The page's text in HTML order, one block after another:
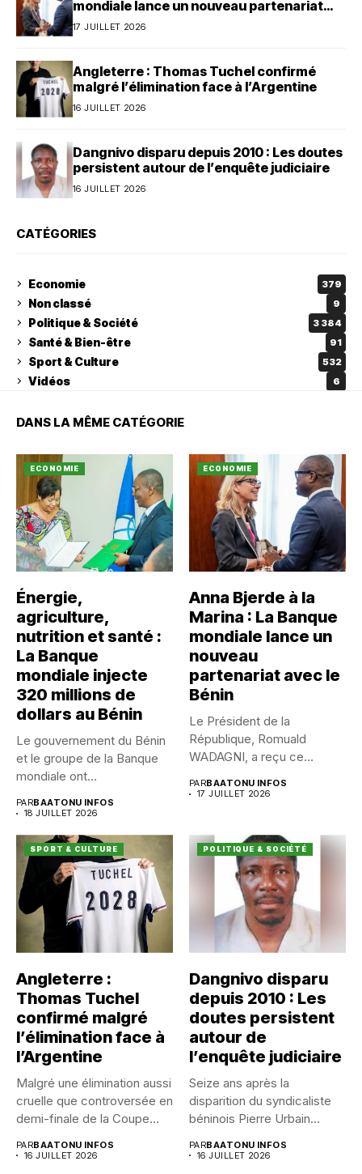
mondiale lance un nouveau partenariat
avec le Bénin
17 JUILLET 2026
Angleterre : Thomas Tuchel confirmé
malgré l’élimination face à l’Argentine
16 JUILLET 2026
Dangnivo disparu depuis 2010 : Les doutes
persistent autour de l’enquête judiciaire
16 JUILLET 2026
CATÉGORIES
Economie 379
Non classé 9
Politique & Société 3 384
Santé & Bien-être 91
Sport & Culture 532
Vidéos 6
DANS LA MÊME CATÉGORIE
ECONOMIE
Énergie,
agriculture,
nutrition et santé :
La Banque
mondiale injecte
320 millions de
dollars au Bénin
Le gouvernement du Bénin
et le groupe de la Banque
mondiale ont...
PARBAATONU INFOS
18 JUILLET 2026
ECONOMIE
Anna Bjerde à la
Marina : La Banque
mondiale lance un
nouveau
partenariat avec le
Bénin
Le Président de la
République, Romuald
WADAGNI, a reçu ce
PARBAATONU INFOS
17 JUILLET 2026
SPORT & CULTURE
Angleterre :
Thomas Tuchel
confirmé malgré
l’élimination face à
l’Argentine
Malgré une élimination aussi
cruelle que controversée en
demi-finale de la Coupe...
PARBAATONU INFOS
16 JUILLET 2026
POLITIQUE & SOCIÉTÉ
Dangnivo disparu
depuis 2010 : Les
doutes persistent
autour de
l’enquête judiciaire
Seize ans après la
disparition du syndicaliste
béninois Pierre Urbain
PARBAATONU INFOS
16 JUILLET 2026